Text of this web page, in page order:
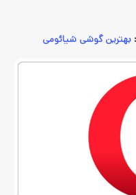
بهترین گوشی شیائومی